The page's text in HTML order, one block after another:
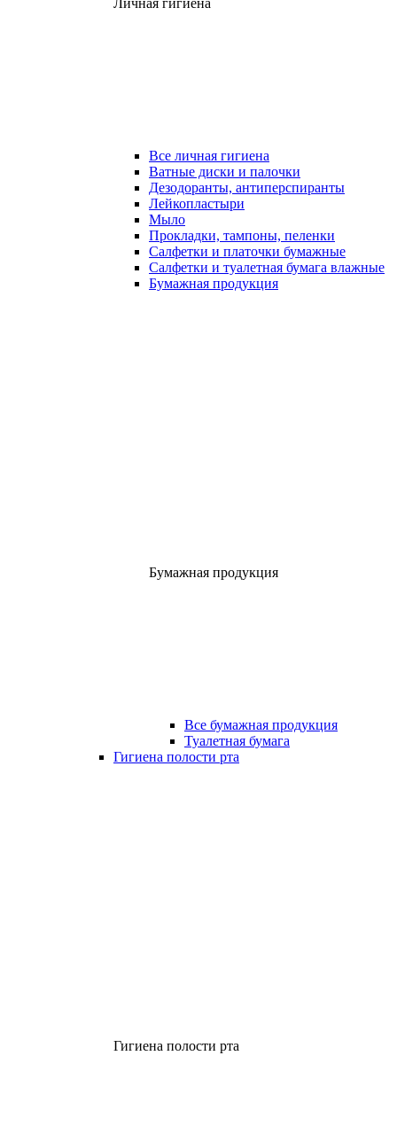
Личная гигиена
Все личная гигиена
Ватные диски и палочки
Дезодоранты, антиперспиранты
Лейкопластыри
Мыло
Прокладки, тампоны, пеленки
Салфетки и платочки бумажные
Салфетки и туалетная бумага влажные
Бумажная продукция
Бумажная продукция
Все бумажная продукция
Туалетная бумага
Гигиена полости рта
Гигиена полости рта